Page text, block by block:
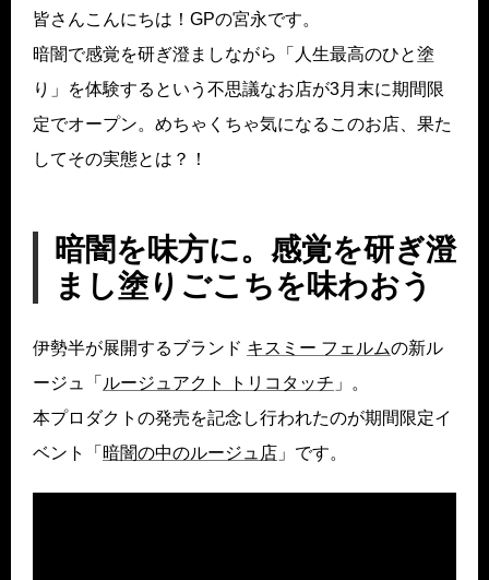
皆さんこんにちは！GPの宮永です。
暗闇で感覚を研ぎ澄ましながら「人生最高のひと塗
り」を体験するという不思議なお店が3月末に期間限
定でオープン。めちゃくちゃ気になるこのお店、果た
してその実態とは？！
暗闇を味方に。感覚を研ぎ澄
まし塗りごこちを味わおう
伊勢半が展開するブランド キスミー フェルムの新ル
ージュ「 ルージュアクト トリコタッチ 」。
本プロダクトの発売を記念し行われたのが期間限定イ
ベント「 暗闇の中のルージュ店 」です。